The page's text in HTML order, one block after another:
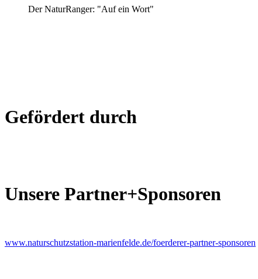
Der NaturRanger: "Auf ein Wort"
Gefördert durch
Unsere Partner+Sponsoren
www.naturschutzstation-marienfelde.de/foerderer-partner-sponsoren